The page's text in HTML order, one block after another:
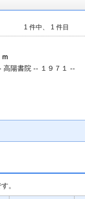
1 件中、 1 件目
陽書院 -- １９７１ --
。